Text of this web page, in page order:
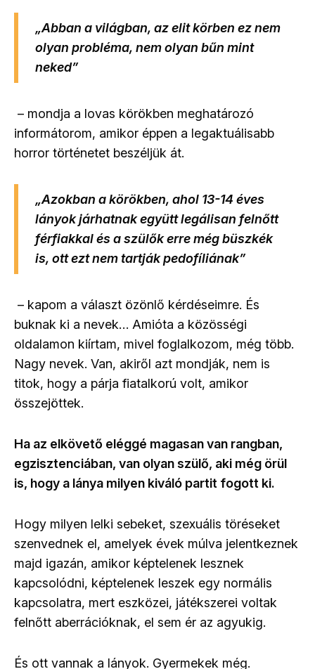
„Abban a világban, az elit körben ez nem
olyan probléma, nem olyan bűn mint
neked”
– mondja a lovas körökben meghatározó
informátorom, amikor éppen a legaktuálisabb
horror történetet beszéljük át.
„Azokban a körökben, ahol 13-14 éves
lányok járhatnak együtt legálisan felnőtt
férfiakkal és a szülők erre még büszkék
is, ott ezt nem tartják pedofíliának”
– kapom a választ özönlő kérdéseimre. És
buknak ki a nevek… Amióta a közösségi
oldalamon kiírtam, mivel foglalkozom, még több.
Nagy nevek. Van, akiről azt mondják, nem is
titok, hogy a párja fiatalkorú volt, amikor
összejöttek.
Ha az elkövető eléggé magasan van rangban,
egzisztenciában, van olyan szülő, aki még örül
is, hogy a lánya milyen kiváló partit fogott ki.
Hogy milyen lelki sebeket, szexuális töréseket
szenvednek el, amelyek évek múlva jelentkeznek
majd igazán, amikor képtelenek lesznek
kapcsolódni, képtelenek leszek egy normális
kapcsolatra, mert eszközei, játékszerei voltak
felnőtt aberrációknak, el sem ér az agyukig.
És ott vannak a lányok. Gyermekek még.